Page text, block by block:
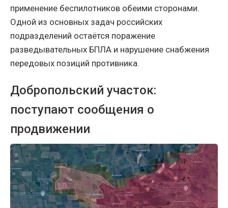
применение беспилотников обеими сторонами.
Одной из основных задач российских
подразделений остаётся поражение
разведывательных БПЛА и нарушение снабжения
передовых позиций противника.
Добропольский участок:
поступают сообщения о
продвижении